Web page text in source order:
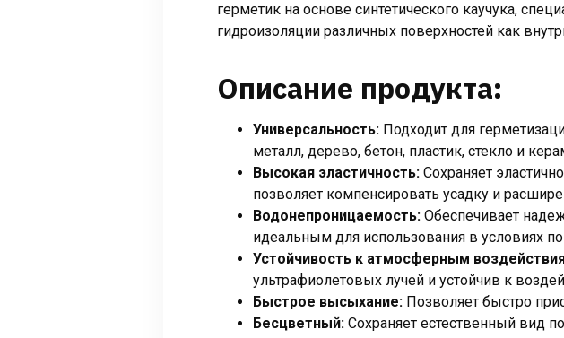
герметик на основе синтетического каучука,
гидроизоляции различных поверхностей как
Описание продукта:
Универсальность: Подходит для
металл, дерево, бетон, пластик, стекло и
Высокая эластичность: Сохраняет
позволяет компенсировать усадку и
Водонепроницаемость: Обеспечивает
идеальным для использования в условиях
Устойчивость к атмосферным
ультрафиолетовых лучей и устойчив к
Быстрое высыхание: Позволяет быстро
Бесцветный: Сохраняет естественный вид